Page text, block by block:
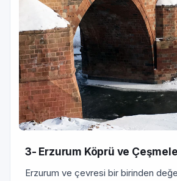
3- Erzurum Köprü ve
Erzurum ve çevresi bir birinden